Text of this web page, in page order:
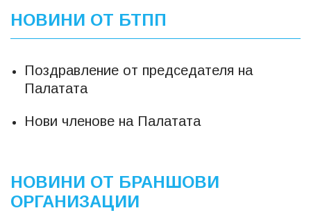
НОВИНИ ОТ БТПП
Поздравление от председателя на
Палатата
Нови членове на Палатата
НОВИНИ ОТ БРАНШОВИ
ОРГАНИЗАЦИИ